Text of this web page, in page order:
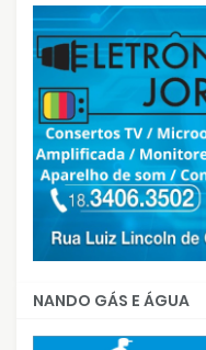
NANDO GÁS E ÁGUA